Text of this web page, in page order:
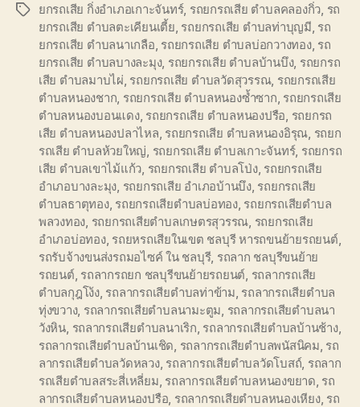
Tagsยกรถเสีย กิ่งอำเภอเกาะจันทร์, รถยกรถเสีย ตำบลคลองกิ่ว รถ
ยกรถเสีย ตำบลตะเคียนเตี้ย รถยกรถเสีย ตำบลท่าบุญมี รถ
ยกรถเสีย ตำบลนาเกลือ รถยกรถเสีย ตำบลบ่อกวางทอง, รถ
ยกรถเสีย ตำบลบางละมุง, รถยกรถเสีย ตำบลบ้านบึง, รถยกรถ
เสีย ตำบลมาบไผ่ รถยกรถเสีย ตำบลวัดสุวรรณ, รถยกรถเสีย
ตำบลหนองชาก รถยกรถเสีย ตำบลหนองซ้ำซาก รถยกรถเสีย
ตำบลหนองบอนแดง, รถยกรถเสีย ตำบลหนองปรือ รถยกรถ
เสีย ตำบลหนองปลาไหล รถยกรถเสีย ตำบลหนองอิรุณ รถยก
รถเสีย ตำบลห้วยใหญ่ รถยกรถเสีย ตำบลเกาะจันทร์, รถยกรถ
เสีย ตำบลเขาไม้แก้ว รถยกรถเสีย ตำบลโป่ง, รถยกรถเสีย
อำเภอบางละมุง รถยกรถเสีย อำเภอบ้านบึง, รถยกรถเสีย
ตำบลธาตุทอง, รถยกรถเสียตำบลบ่อทอง, รถยกรถเสียตำบล
พลวงทอง รถยกรถเสียตำบลเกษตรสุวรรณ รถยกรถเสีย
อำเภอบ่อทอง, รถยหรถเสียในเขต ชลบุรี หารถขนย้ายรถยนต์,
รถรับจ้างขนส่งรถมอไซค์ ใน ชลบุรี, รถลาก ชลบุรีขนย้าย
รถยนต์, รถลากรถยก ชลบุรีขนย้ายรถยนต์ รถลากรถเสีย
ตำบลกุฎโง้ง, รถลากรถเสียตำบลท่าข้าม รถลากรถเสียตำบล
ทุ่งขวาง, รถลากรถเสียตำบลนามะตูม รถลากรถเสียตำบลนา
วังหิน รถลากรถเสียตำบลนาเริก รถลากรถเสียตำบลบ้านช้าง,
รถลากรถเสียตำบลบ้านเชิด รถลากรถเสียตำบลพนัสนิคม รถ
ลากรถเสียตำบลวัดหลวง, รถลากรถเสียตำบลวัดโบสถ์, รถลาก
รถเสียตำบลสระสี่เหลี่ยม รถลากรถเสียตำบลหนองขยาด รถ
ลากรถเสียตำบลหนองปรือ รถลากรถเสียตำบลหนองเหียง, รถ